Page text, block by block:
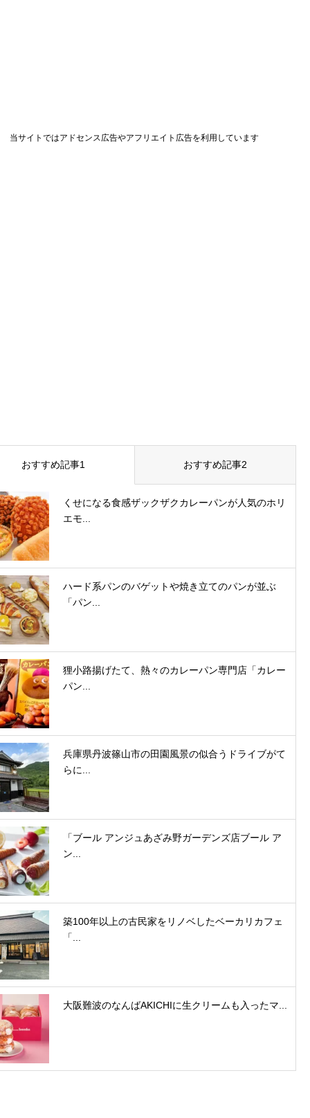
当サイトではアドセンス広告やアフリエイト広告を利用しています
おすすめ記事1 おすすめ記事2
くせになる食感ザックザクカレーパンが人気のホリ
エモ...
ハード系パンのバゲットや焼き立てのパンが並ぶ
「パン...
狸小路揚げたて、熱々のカレーパン専門店「カレー
パン...
兵庫県丹波篠山市の田園風景の似合うドライブがて
らに...
「ブール アンジュあざみ野ガーデンズ店ブール ア
ン...
築100年以上の古民家をリノベしたベーカリカフェ
「...
大阪難波のなんばAKICHIに生クリームも入ったマ...